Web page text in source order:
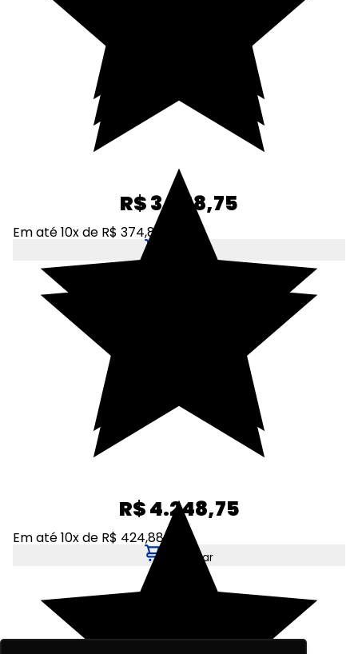
R$ 3.748,75
Em até 10x de R$ 374,88
Adicionar
R$ 4.248,75
Em até 10x de R$ 424,88
Adicionar